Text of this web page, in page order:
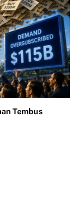
Tembus